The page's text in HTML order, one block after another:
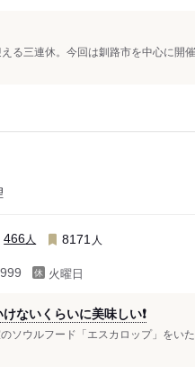
る三連休。今回は釧路市を中心に開
466人 8171 人
火曜日
ないくらいに美味しい❗
ソウルフード「エスカロップ」をい